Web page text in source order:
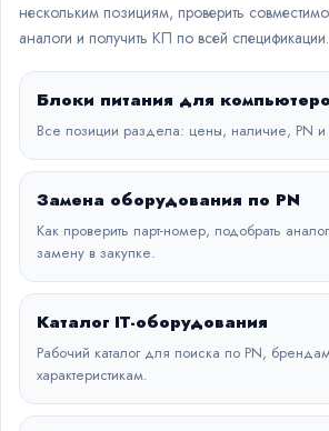
нескольким позициям, проверить
аналоги и получить КП по всей спецификации.
Блоки питания для
Все позиции раздела: цены, наличие, PN
Замена оборудования по PN
Как проверить парт-номер, подобрать
замену в закупке.
Каталог IT-оборудования
Рабочий каталог для поиска по PN,
характеристикам.